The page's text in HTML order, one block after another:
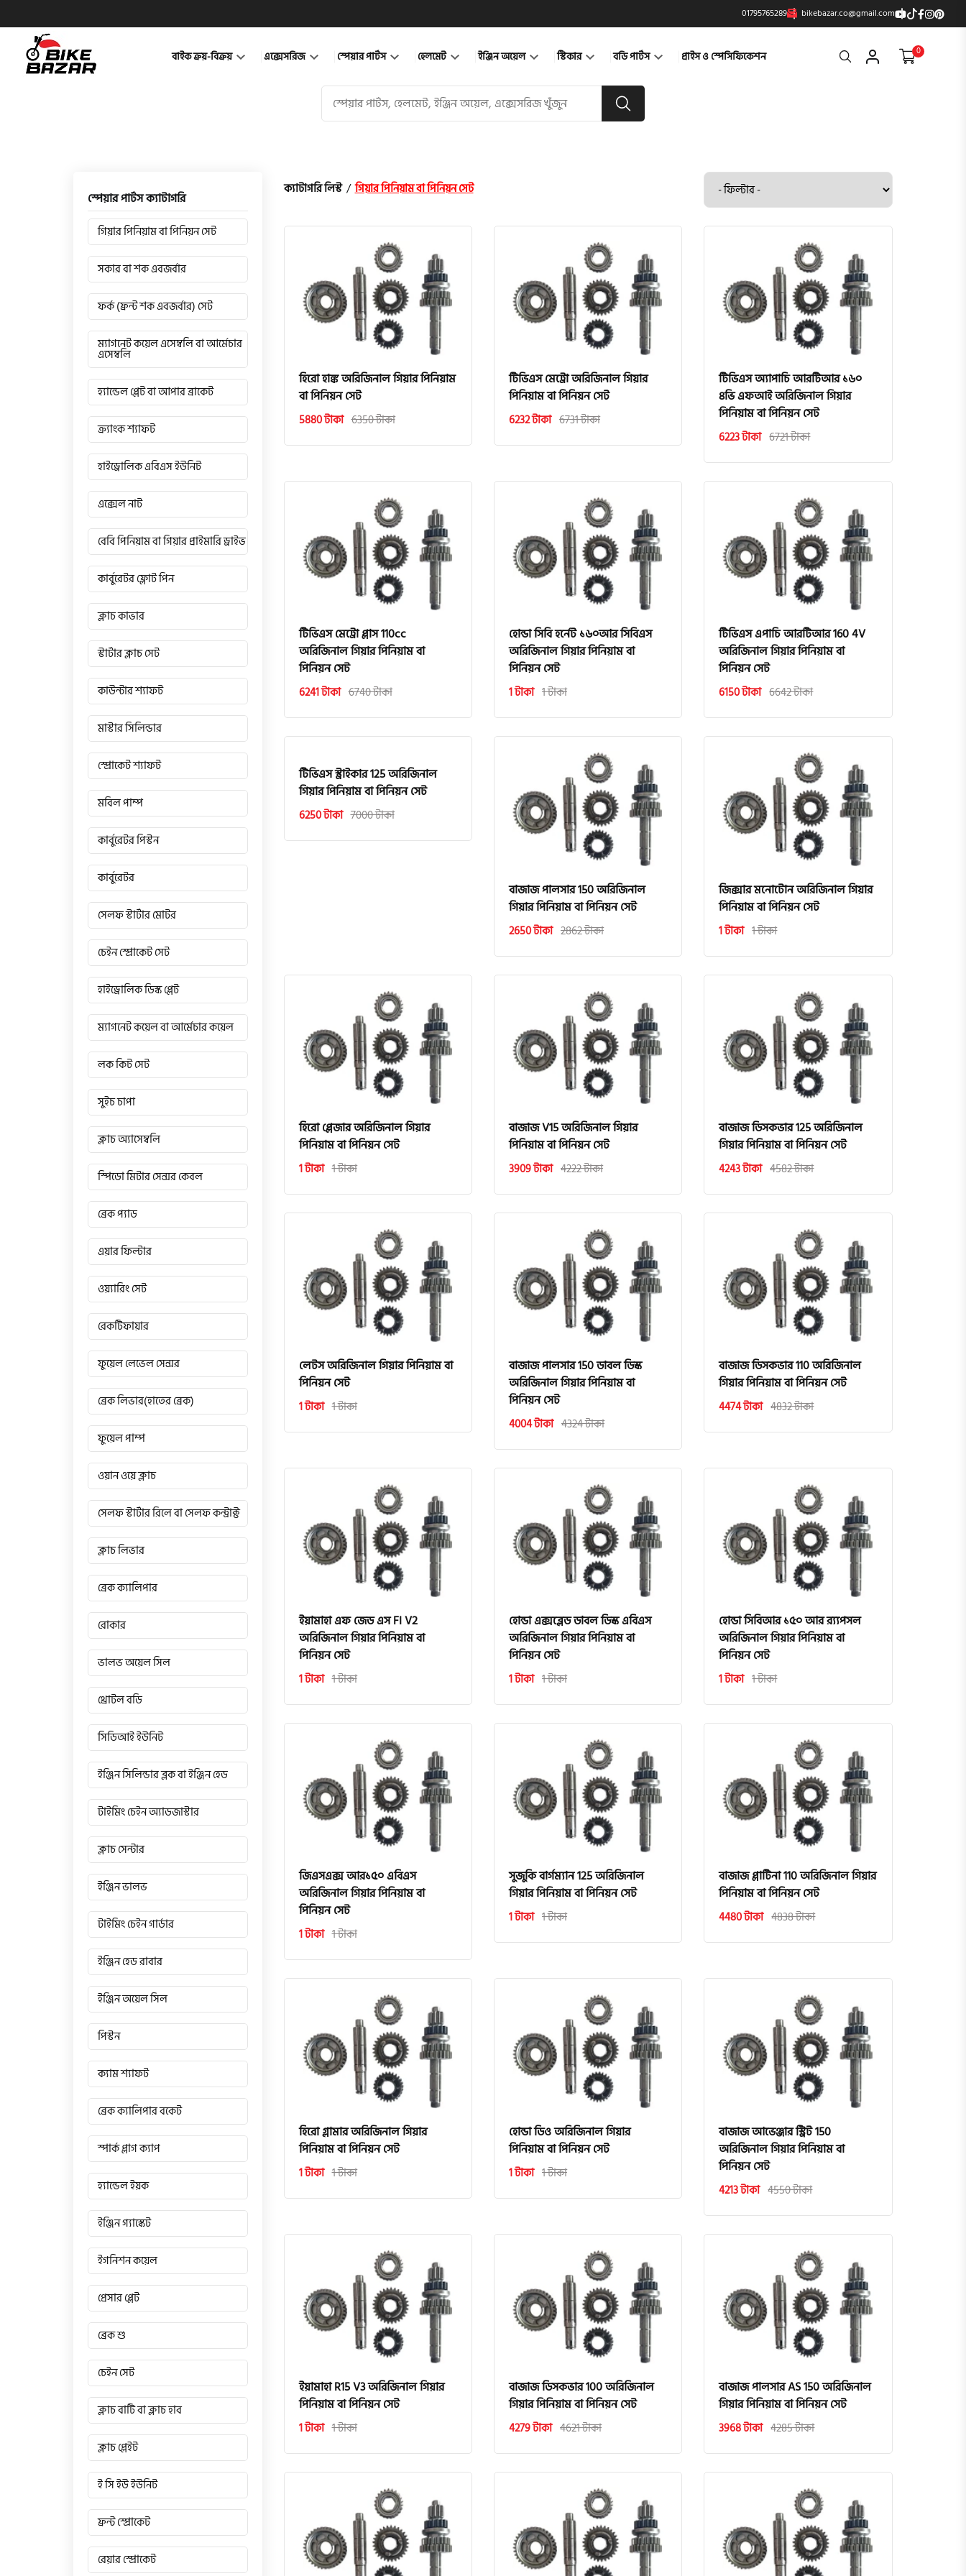
01795765289 bikebazar.co@gmail.com
বাইক ক্রয়-বিক্রয় এক্সেসরিজ স্পেয়ার পার্টস হেলমেট ইঞ্জিন অয়েল স্টিকার বডি পার্টস প্রাইস ও স্পেসিফিকেশন Search 0
স্পেয়ার পার্টস ক্যাটাগরি
গিয়ার পিনিয়াম বা পিনিয়ন সেট
সকার বা শক এবজর্বার
ফর্ক (ফ্রন্ট শক এবজর্বার) সেট
ম্যাগনেট কয়েল এসেম্বলি বা আর্মেচার
এসেম্বলি
হ্যান্ডেল প্লেট বা আপার ব্রাকেট
ক্র্যাংক শ্যাফট
হাইড্রোলিক এবিএস ইউনিট
এক্সেল নাট
বেবি পিনিয়াম বা গিয়ার প্রাইমারি ড্রাইভ
কার্বুরেটর ফ্লোট পিন
ক্লাচ কাভার
স্টার্টার ক্লাচ সেট
কাউন্টার শ্যাফট
মাস্টার সিলিন্ডার
স্প্রোকেট শ্যাফট
মবিল পাম্প
কার্বুরেটর পিস্টন
কার্বুরেটর
সেলফ স্টার্টার মোটর
চেইন স্প্রোকেট সেট
হাইড্রোলিক ডিস্ক প্লেট
ম্যাগনেট কয়েল বা আর্মেচার কয়েল
লক কিট সেট
সুইচ চাপা
ক্লাচ অ্যাসেম্বলি
স্পিডো মিটার সেন্সর কেবল
ব্রেক প্যাড
এয়ার ফিল্টার
ওয়্যারিং সেট
রেকটিফায়ার
ফুয়েল লেভেল সেন্সর
ব্রেক লিভার(হাতের ব্রেক)
ফুয়েল পাম্প
ওয়ান ওয়ে ক্লাচ
সেলফ স্টার্টার রিলে বা সেলফ কন্ট্রাক্ট
ক্লাচ লিভার
ব্রেক ক্যালিপার
রোকার
ভালভ অয়েল সিল
থ্রোটল বডি
সিডিআই ইউনিট
ইঞ্জিন সিলিন্ডার ব্লক বা ইঞ্জিন হেড
টাইমিং চেইন অ্যাডজাস্টার
ক্লাচ সেন্টার
ইঞ্জিন ভালভ
টাইমিং চেইন গার্ডার
ইঞ্জিন হেড রাবার
ইঞ্জিন অয়েল সিল
পিস্টন
ক্যাম শ্যাফট
ব্রেক ক্যালিপার বকেট
স্পার্ক প্লাগ ক্যাপ
হ্যান্ডেল ইয়ক
ইঞ্জিন গ্যাস্কেট
ইগনিশন কয়েল
প্রেসার প্লেট
ব্রেক শু
চেইন সেট
ক্লাচ বাটি বা ক্লাচ হাব
ক্লাচ প্লেইট
ই সি ইউ ইউনিট
ফ্রন্ট স্প্রোকেট
রেয়ার স্প্রোকেট
ক্যাটাগরি লিস্ট/গিয়ার পিনিয়াম বা পিনিয়ন সেট
হিরো হাঙ্ক অরিজিনাল গিয়ার পিনিয়াম
বা পিনিয়ন সেট
5880 টাকা 6350 টাকা
টিভিএস মেট্রো অরিজিনাল গিয়ার
পিনিয়াম বা পিনিয়ন সেট
6232 টাকা 6731 টাকা
টিভিএস অ্যাপাচি আরটিআর ১৬০
৪ভি এফআই অরিজিনাল গিয়ার
পিনিয়াম বা পিনিয়ন সেট
6223 টাকা 6721 টাকা
টিভিএস মেট্রো প্লাস 110cc
অরিজিনাল গিয়ার পিনিয়াম বা
পিনিয়ন সেট
6241 টাকা 6740 টাকা
হোন্ডা সিবি হর্নেট ১৬০আর সিবিএস
অরিজিনাল গিয়ার পিনিয়াম বা
পিনিয়ন সেট
1 টাকা 1 টাকা
টিভিএস এপাচি আরটিআর 160 4V
অরিজিনাল গিয়ার পিনিয়াম বা
পিনিয়ন সেট
6150 টাকা 6642 টাকা
টিভিএস স্ট্রাইকার 125 অরিজিনাল
গিয়ার পিনিয়াম বা পিনিয়ন সেট
6250 টাকা 7000 টাকা
বাজাজ পালসার 150 অরিজিনাল
গিয়ার পিনিয়াম বা পিনিয়ন সেট
2650 টাকা 2862 টাকা
জিক্সার মনোটোন অরিজিনাল গিয়ার
পিনিয়াম বা পিনিয়ন সেট
1 টাকা 1 টাকা
হিরো প্লেজার অরিজিনাল গিয়ার
পিনিয়াম বা পিনিয়ন সেট
1 টাকা 1 টাকা
বাজাজ V15 অরিজিনাল গিয়ার
পিনিয়াম বা পিনিয়ন সেট
3909 টাকা 4222 টাকা
বাজাজ ডিসকভার 125 অরিজিনাল
গিয়ার পিনিয়াম বা পিনিয়ন সেট
4243 টাকা 4582 টাকা
লেটস অরিজিনাল গিয়ার পিনিয়াম বা
পিনিয়ন সেট
1 টাকা 1 টাকা
বাজাজ পালসার 150 ডাবল ডিস্ক
অরিজিনাল গিয়ার পিনিয়াম বা
পিনিয়ন সেট
4004 টাকা 4324 টাকা
বাজাজ ডিসকভার 110 অরিজিনাল
গিয়ার পিনিয়াম বা পিনিয়ন সেট
4474 টাকা 4832 টাকা
ইয়ামাহা এফ জেড এস FI V2
অরিজিনাল গিয়ার পিনিয়াম বা
পিনিয়ন সেট
1 টাকা 1 টাকা
হোন্ডা এক্সব্লেড ডাবল ডিস্ক এবিএস
অরিজিনাল গিয়ার পিনিয়াম বা
পিনিয়ন সেট
1 টাকা 1 টাকা
হোন্ডা সিবিআর ১৫০ আর র‍্য্যপসল
অরিজিনাল গিয়ার পিনিয়াম বা
পিনিয়ন সেট
1 টাকা 1 টাকা
জিএসএক্স আর১৫০ এবিএস
অরিজিনাল গিয়ার পিনিয়াম বা
পিনিয়ন সেট
1 টাকা 1 টাকা
সুজুকি বার্গম্যান 125 অরিজিনাল
গিয়ার পিনিয়াম বা পিনিয়ন সেট
1 টাকা 1 টাকা
বাজাজ প্লাটিনা 110 অরিজিনাল গিয়ার
পিনিয়াম বা পিনিয়ন সেট
4480 টাকা 4838 টাকা
হিরো গ্লামার অরিজিনাল গিয়ার
পিনিয়াম বা পিনিয়ন সেট
1 টাকা 1 টাকা
হোন্ডা ডিও অরিজিনাল গিয়ার
পিনিয়াম বা পিনিয়ন সেট
1 টাকা 1 টাকা
বাজাজ আভেঞ্জার স্ট্রিট 150
অরিজিনাল গিয়ার পিনিয়াম বা
পিনিয়ন সেট
4213 টাকা 4550 টাকা
ইয়ামাহা R15 V3 অরিজিনাল গিয়ার
পিনিয়াম বা পিনিয়ন সেট
1 টাকা 1 টাকা
বাজাজ ডিসকভার 100 অরিজিনাল
গিয়ার পিনিয়াম বা পিনিয়ন সেট
4279 টাকা 4621 টাকা
বাজাজ পালসার AS 150 অরিজিনাল
গিয়ার পিনিয়াম বা পিনিয়ন সেট
3968 টাকা 4285 টাকা